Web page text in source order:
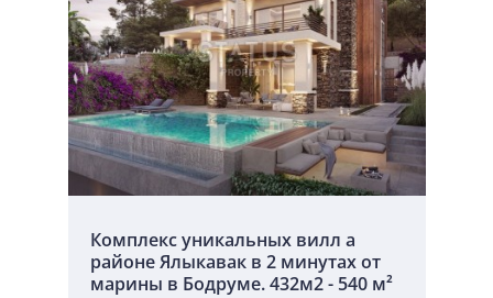
Комплекс уникальных вилл а
районе Ялыкавак в 2 минутах от
марины в Бодруме. 432м2 - 540 м²